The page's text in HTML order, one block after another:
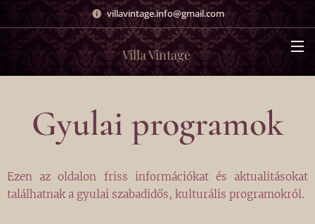
villavintage.info@gmail.com
Villa Vintage
Gyulai programok
Ezen az oldalon friss információkat és aktualitásokat
találhatnak a gyulai szabadidős, kulturális programokról.